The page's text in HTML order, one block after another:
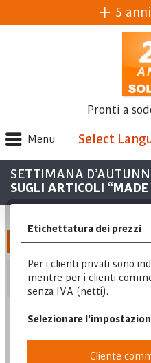
5
Pronti a
Select
Menu
SETTIMANA
SUGLI ARTICOLI
Posizione
Posizione
Etichettatura dei prezzi
Per i clienti privati sono
mentre per i clienti
senza IVA (netti).
Selezionare
Cliente